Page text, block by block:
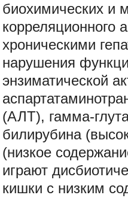
биохимических и
корреляционного
хроническими
нарушения
энзиматической
(АЛТ), гамма-
билирубина
(низкое
играют
кишки с низким